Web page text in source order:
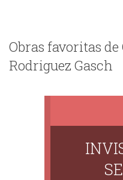
Obras favoritas
Rodriguez Gasch